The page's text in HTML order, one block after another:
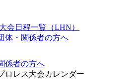
会日程一覧（LHN）
体・関係者の方へ
係者の方へ
ロレス大会カレンダー